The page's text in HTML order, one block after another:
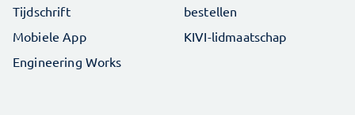
Tijdschrift
Mobiele App
Engineering Works
bestellen
KIVI-lidmaatschap